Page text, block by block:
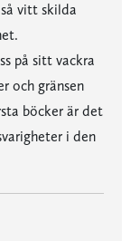
vitt skilda
på sitt vackra
och gränsen
böcker är det
i den